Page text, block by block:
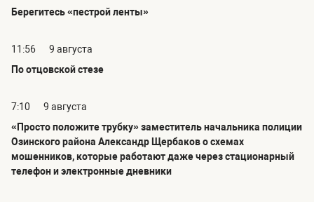
Берегитесь «пестрой ленты»
11:56
9 августа
По отцовской стезе
7:10
9 августа
«Просто положите трубку» заместитель начальника полиции
Озинского района Александр Щербаков о схемах
мошенников, которые работают даже через стационарный
телефон и электронные дневники